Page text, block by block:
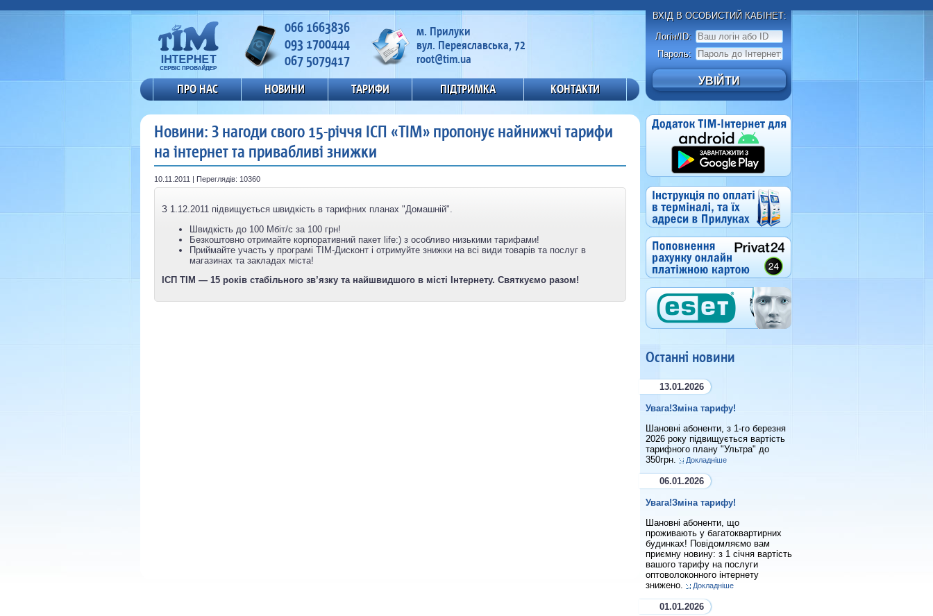
066 1663836
093 1700444
067 5079417
м. Прилуки
вул. Переяславська, 72
root@tim.ua
ВХІД В ОСОБИСТИЙ КАБІНЕТ:
Логін/ID:
Пароль:
ПРО НАС НОВИНИ ТАРИФИ ПІДТРИМКА КОНТАКТИ
Новини: З нагоди свого 15-річчя ІСП «ТІМ» пропонує найнижчі тарифи
на інтернет та привабливі знижки
10.11.2011 | Переглядів: 10360
З 1.12.2011 підвищується швидкість в тарифних планах "Домашній".
Швидкість до 100 Мбіт/с за 100 грн!
Безкоштовно отримайте корпоративний пакет life:) з особливо низькими тарифами!
Приймайте участь у програмі ТІМ-Дисконт і отримуйте знижки на всі види товарів та послуг в
магазинах та закладах міста!
ІСП ТІМ — 15 років стабільного зв’язку та найшвидшого в місті Інтернету. Святкуємо разом!
Останні новини
13.01.2026
Увага!Зміна тарифу!
Шановні абоненти, з 1-го березня
2026 року підвищується вартість
тарифного плану "Ультра" до
350грн.
Докладніше
06.01.2026
Увага!Зміна тарифу!
Шановні абоненти, що
проживають у багатоквартирних
будинках! Повідомляємо вам
приємну новину: з 1 січня вартість
вашого тарифу на послуги
оптоволоконного інтернету
знижено.
Докладніше
01.01.2026